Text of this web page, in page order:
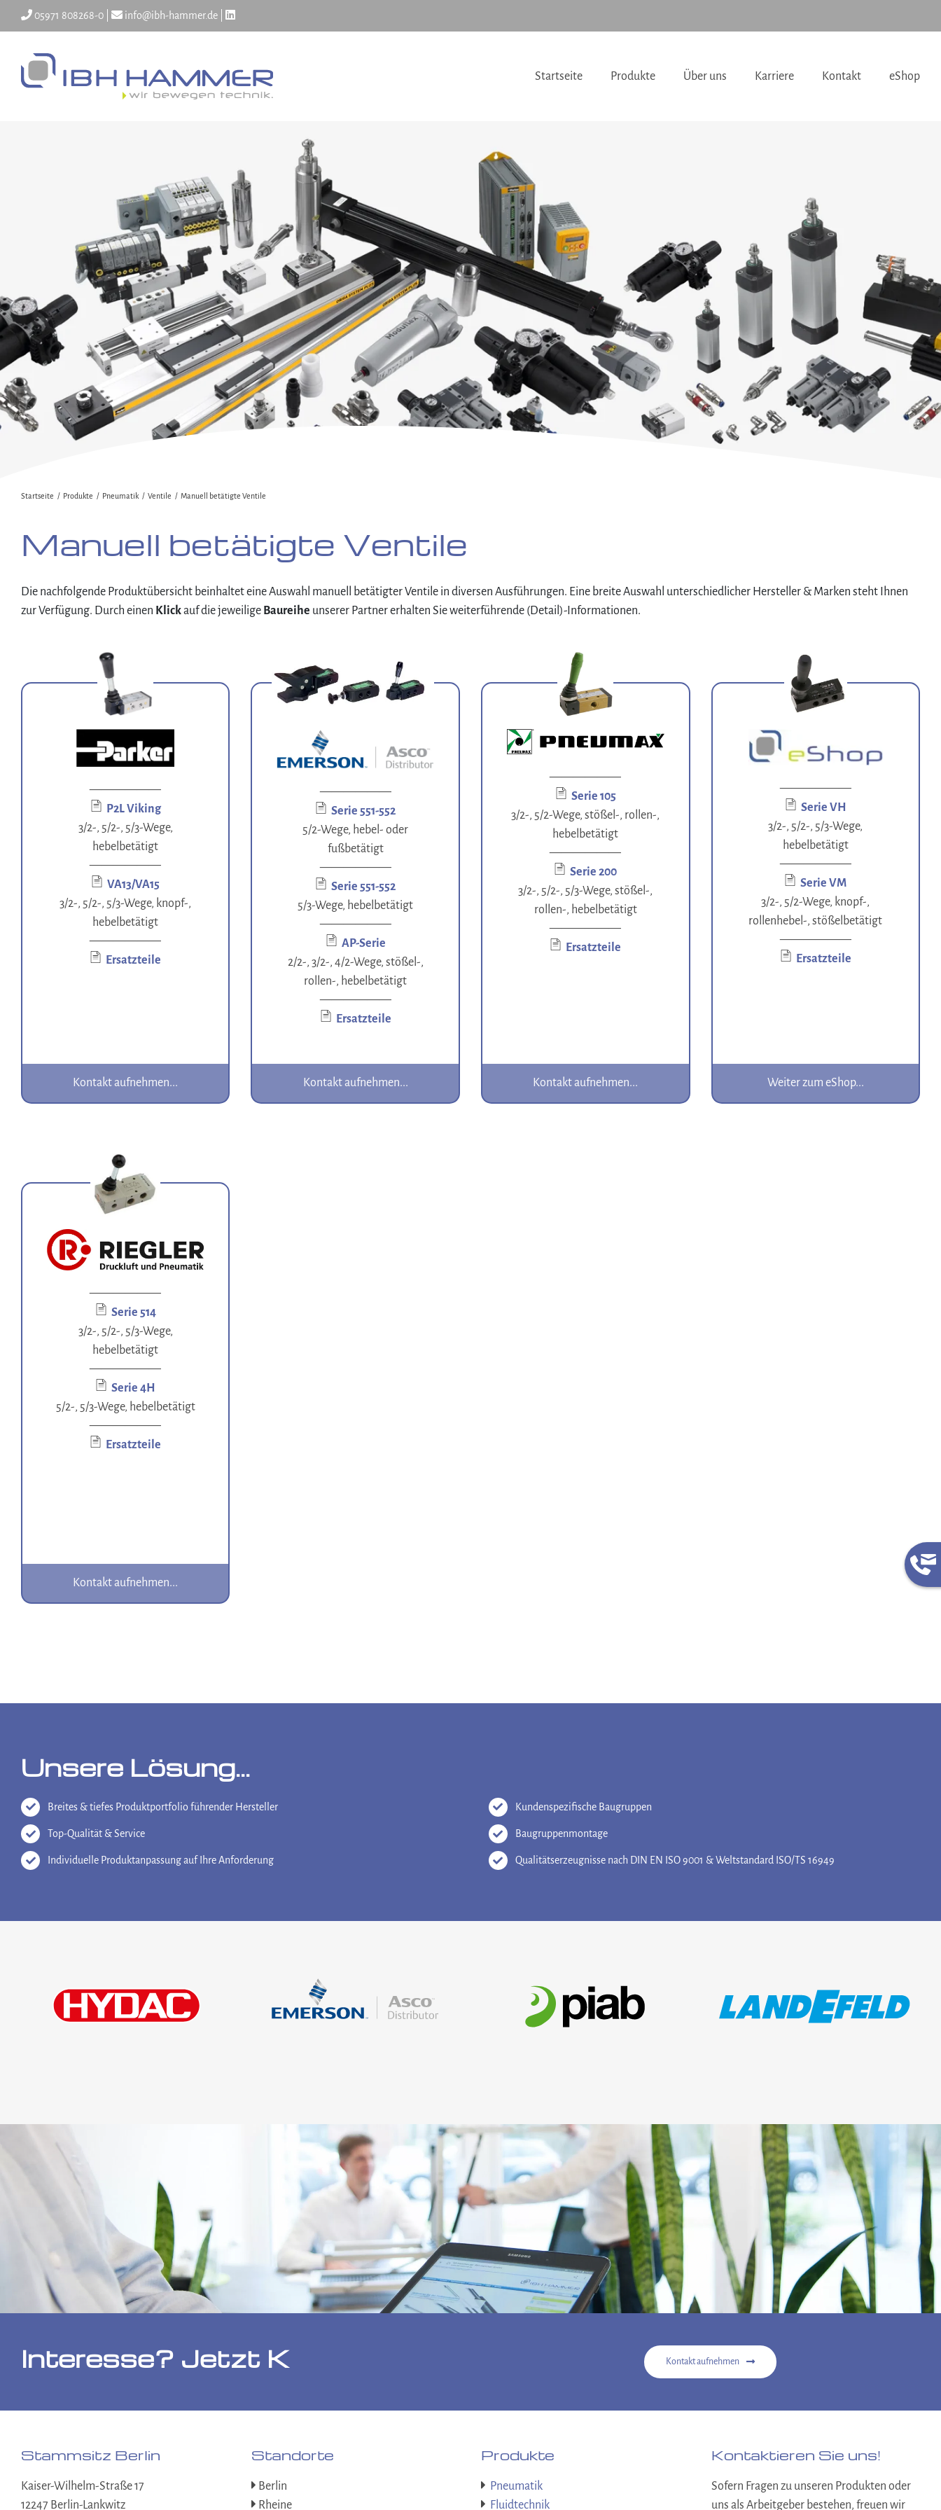
05971 808268-0 info@ibh-hammer.de
Startseite Produkte Über uns Karriere Kontakt eShop
Startseite Produkte Pneumatik Ventile Manuell betätigte Ventile
Manuell betätigte Ventile
Die nachfolgende Produktübersicht beinhaltet eine Auswahl manuell betätigter Ventile in diversen Ausführungen. Eine breite Auswahl unterschiedlicher Hersteller & Marken steht Ihnen
zur Verfügung. Durch einen Klickauf die jeweilige Baureihe unserer Partner erhalten Sie weiterführende (Detail)-Informationen.
——————
P2L Viking
3/2-, 5/2-, 5/3-Wege,
hebelbetätigt
——————
VA13/VA15
3/2-, 5/2-, 5/3-Wege, knopf-,
hebelbetätigt
——————
Ersatzteile
Kontakt aufnehmen...
——————
Serie 551-552
5/2-Wege, hebel- oder
fußbetätigt
——————
Serie 551-552
5/3-Wege, hebelbetätigt
——————
AP-Serie
2/2-, 3/2-, 4/2-Wege, stößel-,
rollen-, hebelbetätigt
——————
Ersatzteile
Kontakt aufnehmen...
——————
Serie 105
3/2-, 5/2-Wege, stößel-, rollen-,
hebelbetätigt
——————
Serie 200
3/2-, 5/2-, 5/3-Wege, stößel-,
rollen-, hebelbetätigt
——————
Ersatzteile
Kontakt aufnehmen...
——————
Serie VH
3/2-, 5/2-, 5/3-Wege,
hebelbetätigt
——————
Serie VM
3/2-, 5/2-Wege, knopf-,
rollenhebel-, stößelbetätigt
——————
Ersatzteile
Weiter zum eShop...
——————
Serie 514
3/2-, 5/2-, 5/3-Wege,
hebelbetätigt
——————
Serie 4H
5/2-, 5/3-Wege, hebelbetätigt
——————
Ersatzteile
Kontakt aufnehmen...
Unsere Lösung…
Breites & tiefes Produktportfolio führender Hersteller
Top-Qualität & Service
Individuelle Produktanpassung auf Ihre Anforderung
Kundenspezifische Baugruppen
Baugruppenmontage
Qualitätserzeugnisse nach DIN EN ISO 9001 & Weltstandard ISO/TS 16949
Kontakt aufnehmen
Stammsitz Berlin
Kaiser-Wilhelm-Straße 17
12247 Berlin-Lankwitz
Standorte
Berlin
Rheine
Produkte
Pneumatik
Fluidtechnik
Kontaktieren Sie uns!
Sofern Fragen zu unseren Produkten oder
uns als Arbeitgeber bestehen, freuen wir